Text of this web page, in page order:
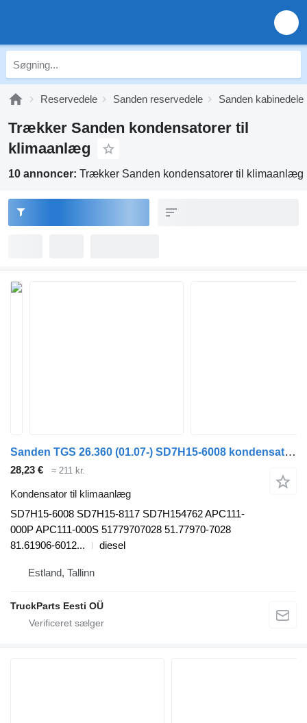
Reservedele Sanden reservedele Sanden kabinedele
Trækker Sanden kondensatorer til
klimaanlæg
10 annoncer: Trækker Sanden kondensatorer til klimaanlæg
Sanden TGS 26.360 (01.07-) SD7H15-6008 kondensator til klimaanlæg til MAN TGL, TGM, TGS, TGX (2005-2021) trækker
28,23 € ≈ 211 kr.
Kondensator til klimaanlæg
SD7H15-6008 SD7H15-8117 SD7H154762 APC111-
000P APC111-000S 51779707028 51.77970-7028
81.61906-6012...
diesel
Estland, Tallinn
TruckParts Eesti OÜ